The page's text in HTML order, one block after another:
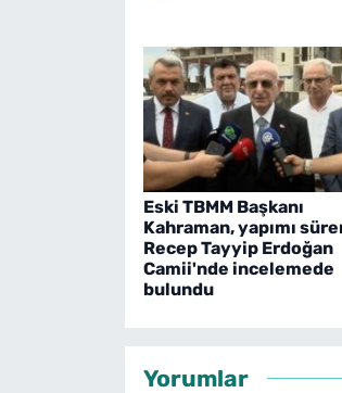
Eski TBMM Başkanı
Kahraman, yapımı
Recep Tayyip Erdoğan
Camii'nde incelemede
bulundu
Yorumlar